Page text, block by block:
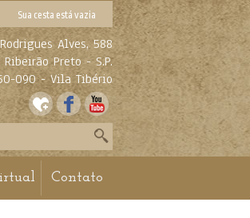
Sua cesta está vazia
Alves, 588
Ribeirão Preto - S.P.
090 - Vila Tibério
Contato